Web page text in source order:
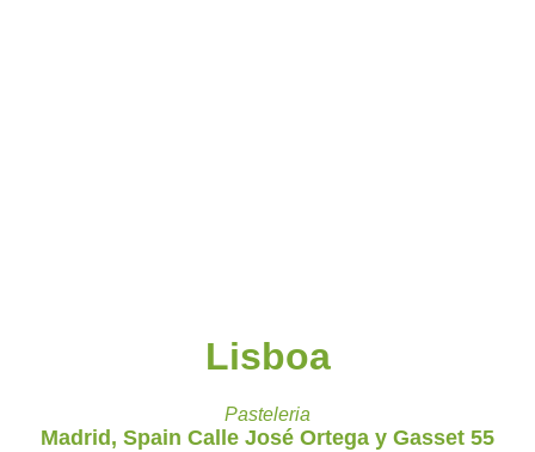
Lisboa
Pasteleria
Madrid, Spain Calle José Ortega y Gasset 55